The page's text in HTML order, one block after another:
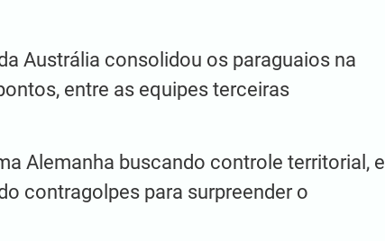
Austrália consolidou os paraguaios na
entre as equipes terceiras
Alemanha buscando controle territorial, e
contragolpes para surpreender o